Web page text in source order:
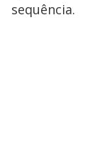
sequência.